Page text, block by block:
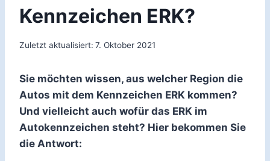
Kennzeichen ERK?
Zuletzt aktualisiert: 7. Oktober 2021
Sie möchten wissen, aus welcher Region die
Autos mit dem Kennzeichen ERK kommen?
Und vielleicht auch wofür das ERK im
Autokennzeichen steht? Hier bekommen Sie
die Antwort: